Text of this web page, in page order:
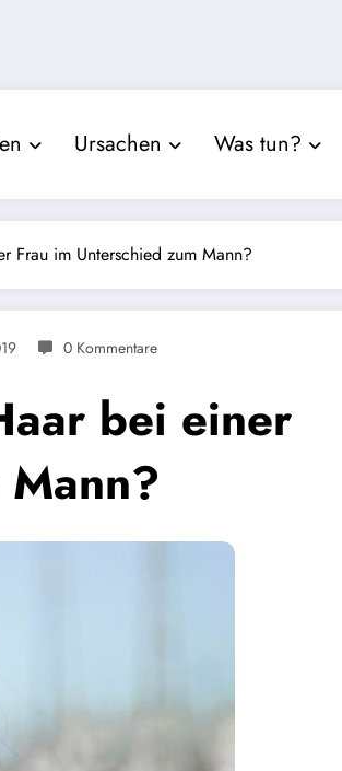
Ursachen Was tun?
Frau im Unterschied zum Mann?
0 Kommentare
bei einer